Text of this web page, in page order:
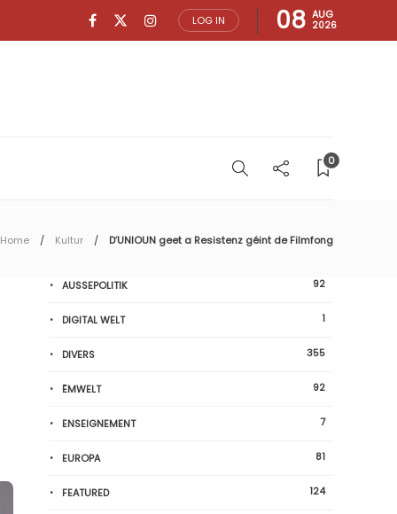
LOG IN 08 AUG
2026
0
Home Kultur D’UNIOUN geet a Resistenz géint de Filmfong
AUSSEPOLITIK 92
DIGITAL WELT 1
DIVERS 355
ËMWELT 92
ENSEIGNEMENT 7
EUROPA 81
FEATURED 124